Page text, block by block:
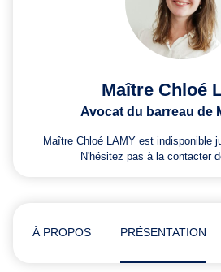
Maître Chloé
Avocat du barreau de
Maître Chloé LAMY est indisponible
N'hésitez pas à la contacter
À PROPOS PRÉSENTATION